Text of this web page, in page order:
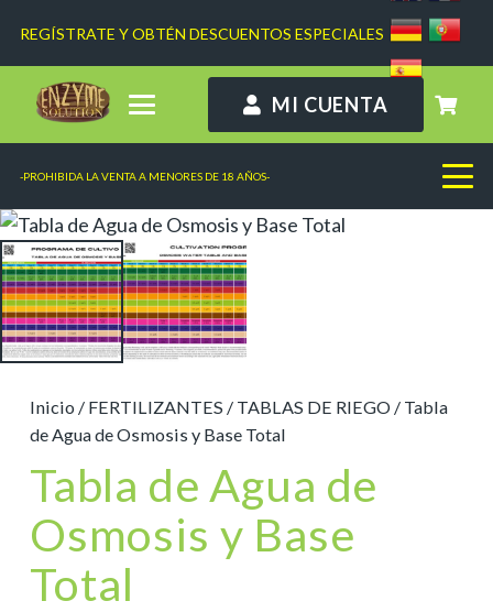
REGÍSTRATE Y OBTÉN DESCUENTOS ESPECIALES
MI CUENTA
-PROHIBIDA LA VENTA A MENORES DE 18 AÑOS-
Inicio / FERTILIZANTES / TABLAS DE RIEGO / Tabla
de Agua de Osmosis y Base Total
Tabla de Agua de
Osmosis y Base
Total